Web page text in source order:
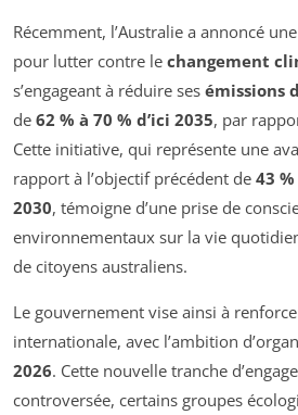
Récemment, l’Australie a annoncé
pour lutter contre le changement
s’engageant à réduire ses émissions
de 62 % à 70 % d’ici 2035, par
Cette initiative, qui représente une
rapport à l’objectif précédent de 43
2030, témoigne d’une prise de
environnementaux sur la vie
de citoyens australiens.
Le gouvernement vise ainsi à
internationale, avec l’ambition
2026. Cette nouvelle tranche
controversée, certains groupes